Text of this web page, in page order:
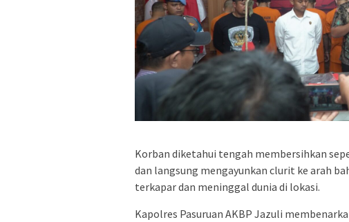
Korban diketahui tengah membersihkan
dan langsung mengayunkan clurit ke arah
terkapar dan meninggal dunia di lokasi.
Kapolres Pasuruan AKBP Jazuli